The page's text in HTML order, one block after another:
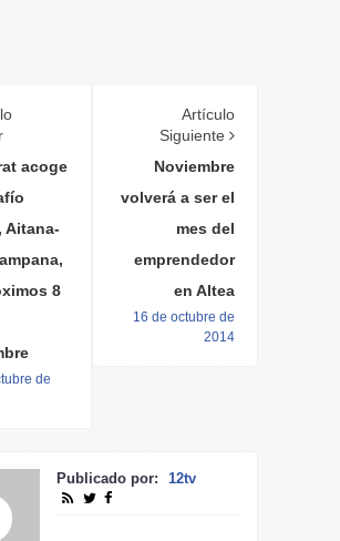
acoge
Aitana-
8
de
Artículo
Siguiente
Noviembre
volverá a ser el
mes del
emprendedor
en Altea
16 de octubre de
2014
Publicado por: 12tv